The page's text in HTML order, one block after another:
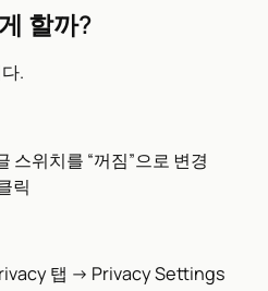
할까?
.
스위치를 “꺼짐”으로 변경
릭
탭 → Privacy Settings